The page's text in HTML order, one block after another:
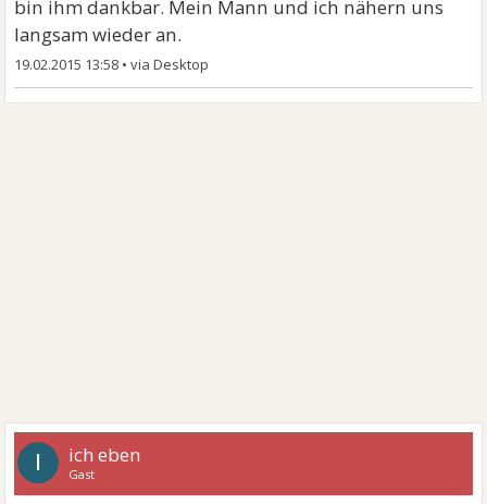
bin ihm dankbar. Mein Mann und ich nähern uns
langsam wieder an.
19.02.2015 13:58 •
I ich eben
Gast